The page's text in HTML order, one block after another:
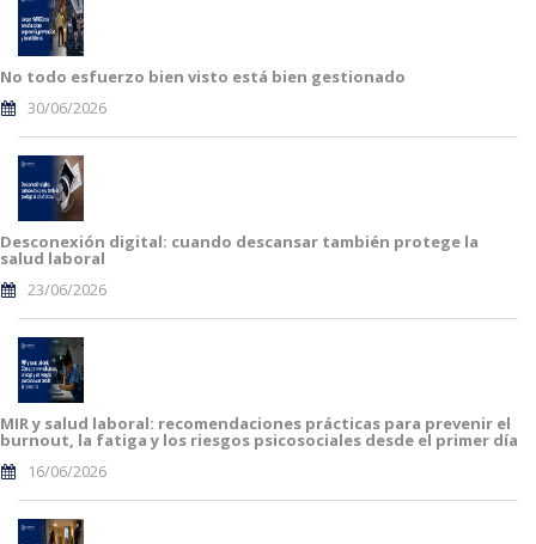
No todo esfuerzo bien visto está bien gestionado
30/06/2026
Desconexión digital: cuando descansar también protege la
salud laboral
23/06/2026
MIR y salud laboral: recomendaciones prácticas para prevenir el
burnout, la fatiga y los riesgos psicosociales desde el primer día
16/06/2026